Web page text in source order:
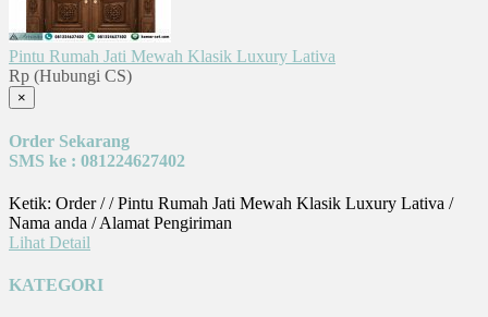
Pintu Rumah Jati Mewah Klasik Luxury Lativa
Rp (Hubungi CS)
×
Order Sekarang
SMS ke : 081224627402
Ketik: Order / / Pintu Rumah Jati Mewah Klasik Luxury Lativa /
Nama anda / Alamat Pengiriman
Lihat Detail
KATEGORI